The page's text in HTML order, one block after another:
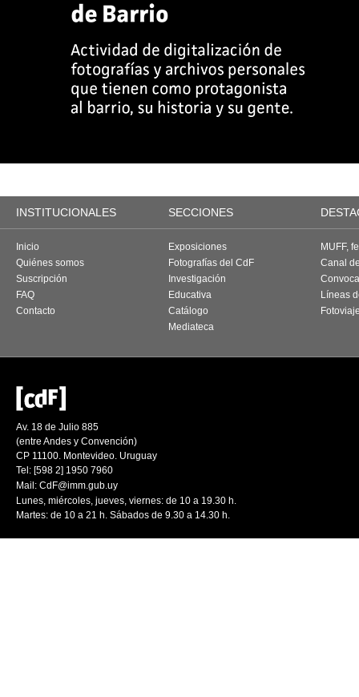
INSTITUCIONALES SECCIONES
Inicio
Quiénes somos
Suscripción
FAQ
Contacto
Exposiciones
Fotografías del CdF
Investigación
Educativa
Catálogo
Mediateca
MUFF,
Canal
Líneas
Av. 18 de Julio 885
(entre Andes y Convención)
CP 11100. Montevideo. Uruguay
Tel: [598 2] 1950 7960
Mail: CdF@imm.gub.uy
Lunes, miércoles, jueves, viernes: de 10 a 19.30 h.
Martes: de 10 a 21 h. Sábados de 9.30 a 14.30 h.